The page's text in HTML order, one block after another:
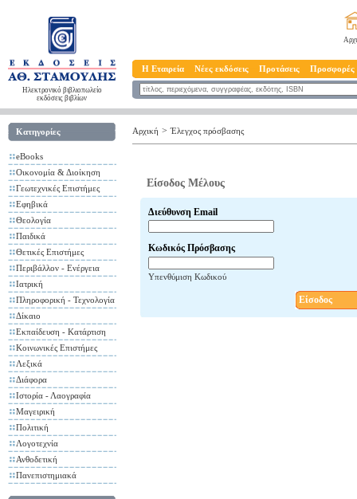
Ηλεκτρονικό βιβλιοπωλείο
εκδόσεις βιβλίων
Η Εταιρεία Νέες εκδόσεις Προτάσεις Προσφορές
Κατηγορίες
eBooks
Οικονομία & Διοίκηση
Γεωτεχνικές Επιστήμες
Εφηβικά
Θεολογία
Παιδικά
Θετικές Επιστήμες
Περιβάλλον - Ενέργεια
Ιατρική
Πληροφορική - Τεχνολογία
Δίκαιο
Εκπαίδευση - Κατάρτιση
Κοινωνικές Επιστήμες
Λεξικά
Διάφορα
Ιστορία - Λαογραφία
Μαγειρική
Πολιτική
Λογοτεχνία
Ανθοδετική
Πανεπιστημιακά
Αρχική > Έλεγχος πρόσβασης
Είσοδος Μέλους
Διεύθυνση Email
Κωδικός Πρόσβασης
Υπενθύμιση Κωδικού
Είσοδος